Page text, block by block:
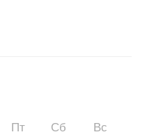
Пт Сб
Вс